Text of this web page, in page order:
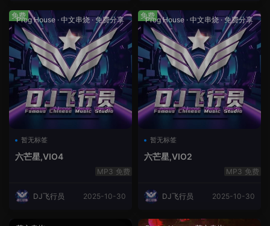
Prog House · 中文串烧·免费分享
暂无标签
六芒星,VIO4
免费
DJ飞行员 2025-10-30
免费 Prog House · 中文串烧·免费分享
暂无标签
六芒星,VIO2
免费
DJ飞行员 2025-10-30
免费